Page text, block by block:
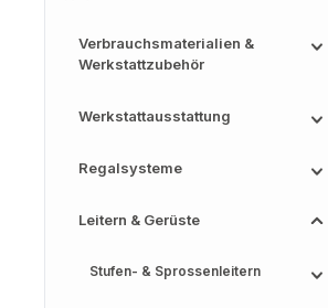
Verbrauchsmaterialien &
Werkstattzubehör
Werkstattausstattung
Regalsysteme
Leitern & Gerüste
Stufen- & Sprossenleitern